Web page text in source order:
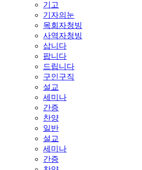
기고
기자의눈
목회자청빙
사역자청빙
삽니다
팝니다
드립니다
구인구직
설교
세미나
간증
찬양
일반
설교
세미나
간증